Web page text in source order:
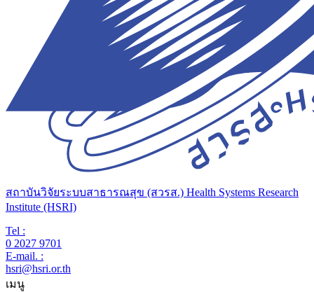
สถาบันวิจัยระบบสาธารณสุข (สวรส.) Health Systems Research
Institute (HSRI)
Tel :
0 2027 9701
E-mail. :
hsri@hsri.or.th
เมนู